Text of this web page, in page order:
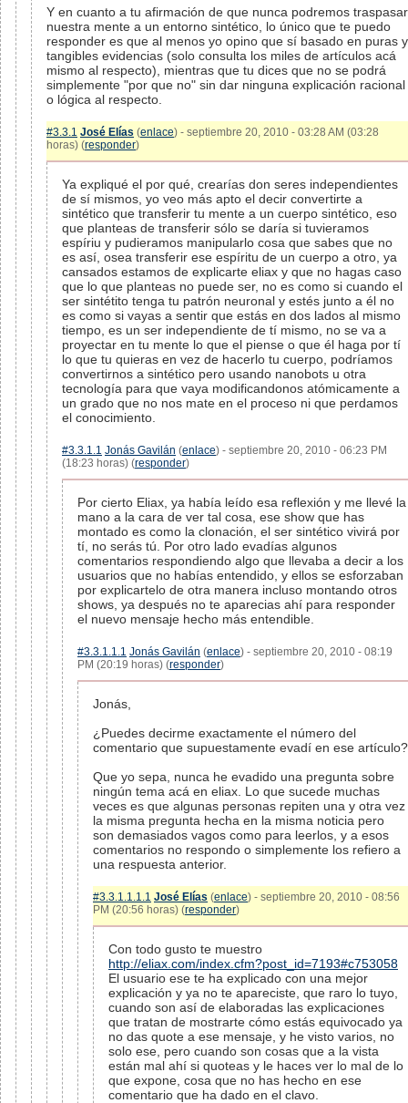
Y en cuanto a tu afirmación de que nunca podremos traspasar
nuestra mente a un entorno sintético, lo único que te puedo
responder es que al menos yo opino que sí basado en puras y
tangibles evidencias (solo consulta los miles de artículos acá
mismo al respecto), mientras que tu dices que no se podrá
simplemente "por que no" sin dar ninguna explicación racional
o lógica al respecto.
#3.3.1 José Elías (enlace) - septiembre 20, 2010 - 03:28 AM (03:28
horas) (responder)
Ya expliqué el por qué, crearías don seres independientes
de sí mismos, yo veo más apto el decir convertirte a
sintético que transferir tu mente a un cuerpo sintético, eso
que planteas de transferir sólo se daría si tuvieramos
espíriu y pudieramos manipularlo cosa que sabes que no
es así, osea transferir ese espíritu de un cuerpo a otro, ya
cansados estamos de explicarte eliax y que no hagas caso
que lo que planteas no puede ser, no es como si cuando el
ser sintétito tenga tu patrón neuronal y estés junto a él no
es como si vayas a sentir que estás en dos lados al mismo
tiempo, es un ser independiente de tí mismo, no se va a
proyectar en tu mente lo que el piense o que él haga por tí
lo que tu quieras en vez de hacerlo tu cuerpo, podríamos
convertirnos a sintético pero usando nanobots u otra
tecnología para que vaya modificandonos atómicamente a
un grado que no nos mate en el proceso ni que perdamos
el conocimiento.
#3.3.1.1 Jonás Gavilán (enlace) - septiembre 20, 2010 - 06:23 PM
(18:23 horas) (responder)
Por cierto Eliax, ya había leído esa reflexión y me llevé la
mano a la cara de ver tal cosa, ese show que has
montado es como la clonación, el ser sintético vivirá por
tí, no serás tú. Por otro lado evadías algunos
comentarios respondiendo algo que llevaba a decir a los
usuarios que no habías entendido, y ellos se esforzaban
por explicartelo de otra manera incluso montando otros
shows, ya después no te aparecias ahí para responder
el nuevo mensaje hecho más entendible.
#3.3.1.1.1 Jonás Gavilán (enlace) - septiembre 20, 2010 - 08:19
PM (20:19 horas) (responder)
Jonás,
¿Puedes decirme exactamente el número del
comentario que supuestamente evadí en ese artículo?
Que yo sepa, nunca he evadido una pregunta sobre
ningún tema acá en eliax. Lo que sucede muchas
veces es que algunas personas repiten una y otra vez
la misma pregunta hecha en la misma noticia pero
son demasiados vagos como para leerlos, y a esos
comentarios no respondo o simplemente los refiero a
una respuesta anterior.
#3.3.1.1.1.1 José Elías (enlace) - septiembre 20, 2010 - 08:56
PM (20:56 horas) (responder)
Con todo gusto te muestro
http://eliax.com/index.cfm?post_id=7193#c753058
El usuario ese te ha explicado con una mejor
explicación y ya no te apareciste, que raro lo tuyo,
cuando son así de elaboradas las explicaciones
que tratan de mostrarte cómo estás equivocado ya
no das quote a ese mensaje, y he visto varios, no
solo ese, pero cuando son cosas que a la vista
están mal ahí si quoteas y le haces ver lo mal de lo
que expone, cosa que no has hecho en ese
comentario que ha dado en el clavo.